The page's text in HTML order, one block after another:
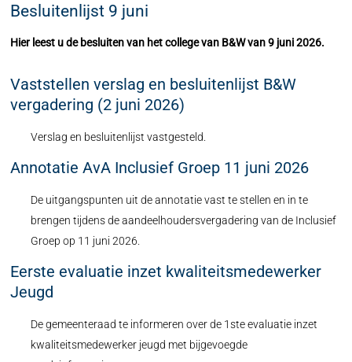
Besluitenlijst 9 juni
Hier leest u de besluiten van het college van B&W van 9 juni 2026.
Vaststellen verslag en besluitenlijst B&W
vergadering (2 juni 2026)
Verslag en besluitenlijst vastgesteld.
Annotatie AvA Inclusief Groep 11 juni 2026
De uitgangspunten uit de annotatie vast te stellen en in te
brengen tijdens de aandeelhoudersvergadering van de Inclusief
Groep op 11 juni 2026.
Eerste evaluatie inzet kwaliteitsmedewerker
Jeugd
De gemeenteraad te informeren over de 1ste evaluatie inzet
kwaliteitsmedewerker jeugd met bijgevoegde